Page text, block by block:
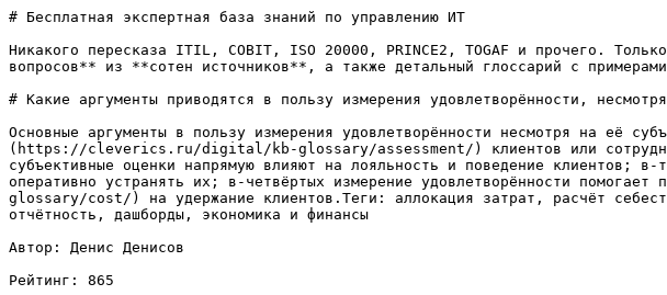
# Бесплатная экспертная база знаний по управлению ИТ
Никакого пересказа ITIL, COBIT, ISO 20000, PRINCE2, TOGAF и прочего.
вопросов** из **сотен источников**, а также детальный глоссарий с
# Какие аргументы приводятся в пользу измерения удовлетворённости,
Основные аргументы в пользу измерения удовлетворённости несмотря на её
(https://cleverics.ru/digital/kb-glossary/assessment/) клиентов или
субъективные оценки напрямую влияют на лояльность и поведение клиентов;
оперативно устранять их; в-четвёртых измерение удовлетворённости
glossary/cost/) на удержание клиентов.Теги: аллокация затрат, расчёт
отчётность, дашборды, экономика и финансы
Автор: Денис Денисов
Рейтинг: 865